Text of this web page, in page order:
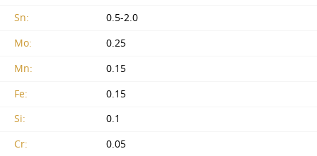
Sn:
0.5-2.0
Mo:
0.25
Mn:
0.15
Fe:
0.15
Si:
0.1
Cr:
0.05